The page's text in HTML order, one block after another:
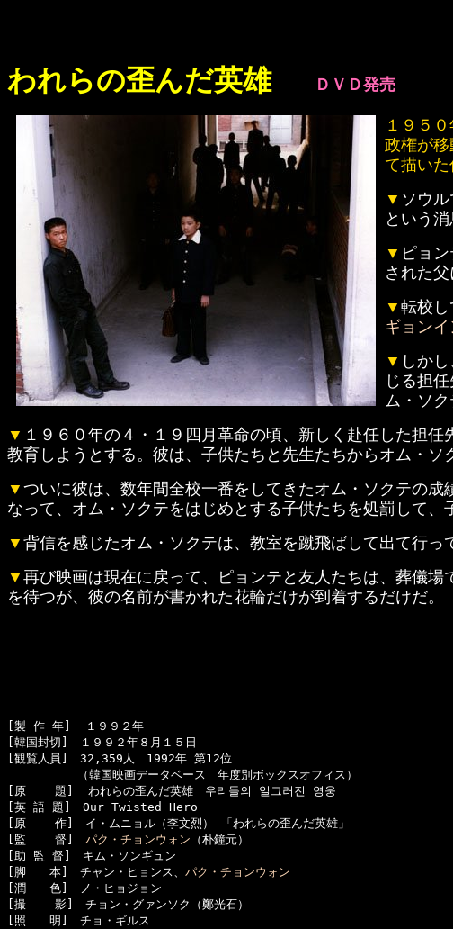
われらの歪んだ英雄 ＤＶＤ発売
１９５
政権が
て描い
▼ ソウ
という
▼ ピョン
された
▼ 転校
ギョンイ
▼ しか
じる担
ム・ソ
▼ １９６０年の４・１９四月革命の頃、新しく赴任した担任
教育しようとする。彼は、子供たちと先生たちからオム・
▼ ついに彼は、数年間全校一番をしてきたオム・ソクテの
なって、オム・ソクテをはじめとする子供たちを処罰して、
▼ 背信を感じたオム・ソクテは、教室を蹴飛ばして出て行っ
▼ 再び映画は現在に戻って、ピョンテと友人たちは、葬儀
を待つが、彼の名前が書かれた花輪だけが到着するだけだ。
[製 作 年]  １９９２年
[韓国封切]　１９９２年８月１５日
[観覧人員]　32,359人　1992年 第12位
（韓国映画データベース　年度別ボックスオフィス）
[原    題]  われらの歪んだ英雄　우리들의 일그러진 영웅
[英 語 題]　Our Twisted Hero
[原    作]　イ・ムニョル（李文烈） 「われらの歪んだ英雄」
[監    督] パク・チョンウォン （朴鐘元）
[助 監 督]　キム・ソンギュン
[脚　　本]　チャン・ヒョンス、 パク・チョンウォン
[潤　　色]　ノ・ヒョジョン
[撮    影]　チョン・グァンソク（鄭光石）
[照　　明]　チョ・ギルス